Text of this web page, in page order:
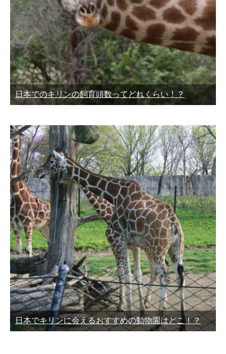
日本でのキリンの飼育頭数ってどれくらい！？
日本でキリンに会えるおすすめの動物園はどこ！？